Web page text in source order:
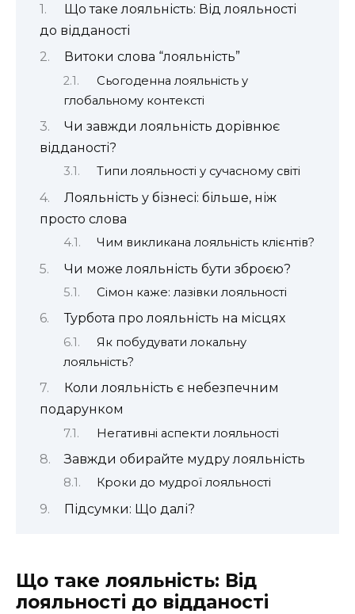
Що таке лояльність: Від лояльності
до відданості
Витоки слова “лояльність”
Сьогоденна лояльність у
глобальному контексті
Чи завжди лояльність дорівнює
відданості?
Типи лояльності у сучасному світі
Лояльність у бізнесі: більше, ніж
просто слова
Чим викликана лояльність клієнтів?
Чи може лояльність бути зброєю?
Сімон каже: лазівки лояльності
Турбота про лояльність на місцях
Як побудувати локальну
лояльність?
Коли лояльність є небезпечним
подарунком
Негативні аспекти лояльності
Завжди обирайте мудру лояльність
Кроки до мудрої лояльності
Підсумки: Що далі?
Що таке лояльність: Від
лояльності до відданості